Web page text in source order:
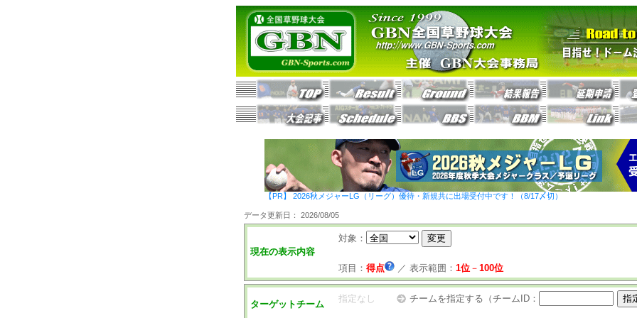
【PR】 2026秋メジャーLG（リーグ）優待・新規共に出場受付中です！（8/17〆切）
データ更新日： 2026/08/05
現在の表示内容
対象：
項目： 得点 ／ 表示範囲： 1位－ 100位
ターゲットチーム
指定なし チームを指定する（チームID：